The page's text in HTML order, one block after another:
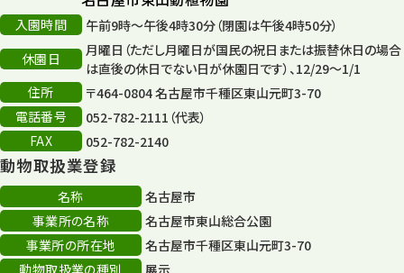
入園時間
午前9時～午後4時30分（閉園は午後4時50分）
休園日
月曜日（ただし月曜日が国民の祝日または振替休日の場合
は直後の休日でない日が休園日です）、12/29～1/1
住所
〒464-0804 名古屋市千種区東山元町3-70
電話番号
052-782-2111（代表）
FAX
052-782-2140
動物取扱業登録
名称
名古屋市
事業所の名称
名古屋市東山総合公園
事業所の所在地
名古屋市千種区東山元町3-70
動物取扱業の種別